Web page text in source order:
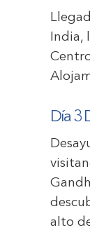
India,
Día 3
alto